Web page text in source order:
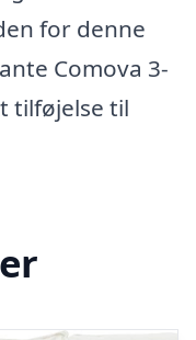
for denne
Comova 3-
tilføjelse til